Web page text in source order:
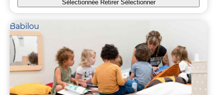
Sélectionnée Retirer Sélectionner
Babilou